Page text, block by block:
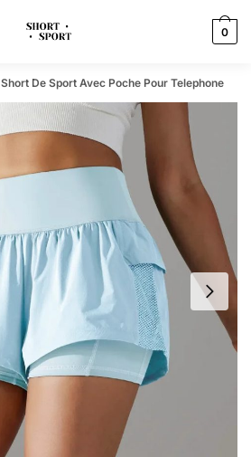
0
Short De Sport Avec Poche Pour Telephone